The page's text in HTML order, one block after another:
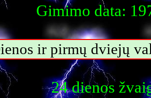
Gimimo data:
ir pirmų dviejų
24 dienos